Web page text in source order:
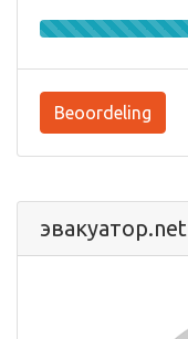
Beoordeling
эвакуатор.net